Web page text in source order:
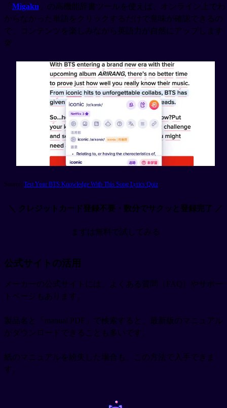
Migaku 」の高機能辞書ツールを使えば、オンライン上でわ
からなかった単語をクリックするだけで意味が確認できるの
で、コンテンツを楽しみながら英語力が自然にアップします
💯
Source: Test Your BTS Knowledge With This Song Lyrics Quiz
＼ クレジットカード登録不要・数分でサクッと登録完了 ／
まずは無料で試してみる
公式サイトの活用
メーカーの公式サイトには、よくある質問（FAQ）やサポー
トページもあります。
製品名と「manual PDF」で検索すると、最新版のマニュアル
がダウンロードできることも多いです。
紙のマニュアルを紛失した場合も、この方法で入手できま
す。